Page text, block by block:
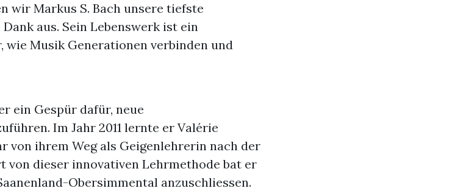
wir Markus S. Bach unsere tiefste
aus. Sein Lebenswerk ist ein
wie Musik Generationen verbinden und
ein Gespür dafür, neue
Im Jahr 2011 lernte er Valérie
von ihrem Weg als Geigenlehrerin nach der
von dieser innovativen Lehrmethode bat er
Obersimmental anzuschliessen.